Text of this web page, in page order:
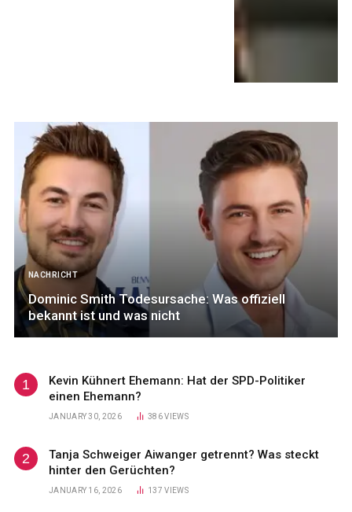
NACHRICHT
Dominic Smith Todesursache: Was offiziell
bekannt ist und was nicht
Kevin Kühnert Ehemann: Hat der SPD-Politiker
einen Ehemann?
JANUARY 30, 2026 386VIEWS
Tanja Schweiger Aiwanger getrennt? Was steckt
hinter den Gerüchten?
JANUARY 16, 2026 137VIEWS